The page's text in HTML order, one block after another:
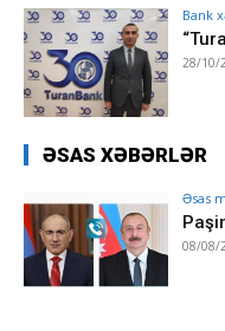
Bank
28/10/
ƏSAS XƏBƏRLƏR
Əsas
08/08/